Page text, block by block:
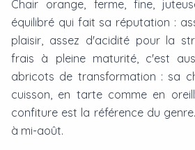
Chair orange, ferme, fine,
équilibré qui fait sa réputation :
plaisir, assez d'acidité pour la
frais à pleine maturité, c'est
abricots de transformation : sa
cuisson, en tarte comme en
confiture est la référence du
à mi-août.